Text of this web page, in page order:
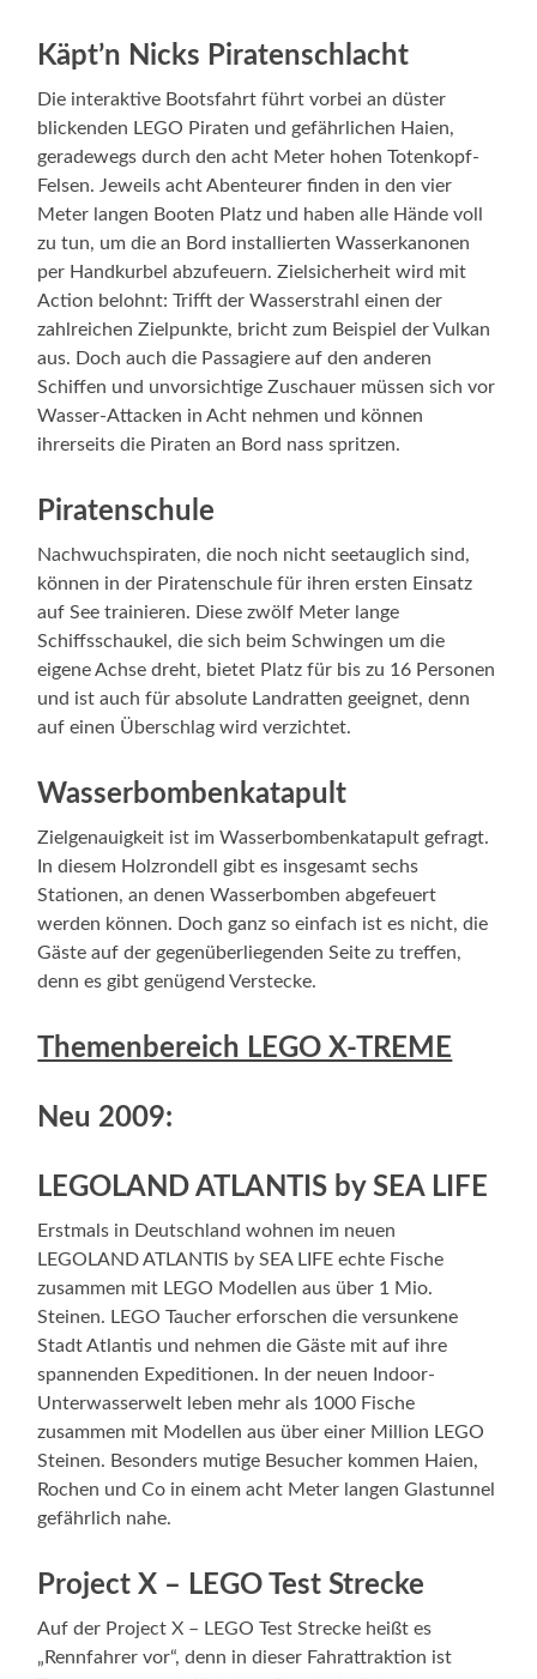
Käpt’n Nicks Piratenschlacht
Die interaktive Bootsfahrt führt vorbei an düster
blickenden LEGO Piraten und gefährlichen Haien,
geradewegs durch den acht Meter hohen Totenkopf-
Felsen. Jeweils acht Abenteurer finden in den vier
Meter langen Booten Platz und haben alle Hände voll
zu tun, um die an Bord installierten Wasserkanonen
per Handkurbel abzufeuern. Zielsicherheit wird mit
Action belohnt: Trifft der Wasserstrahl einen der
zahlreichen Zielpunkte, bricht zum Beispiel der Vulkan
aus. Doch auch die Passagiere auf den anderen
Schiffen und unvorsichtige Zuschauer müssen sich vor
Wasser-Attacken in Acht nehmen und können
ihrerseits die Piraten an Bord nass spritzen.
Piratenschule
Nachwuchspiraten, die noch nicht seetauglich sind,
können in der Piratenschule für ihren ersten Einsatz
auf See trainieren. Diese zwölf Meter lange
Schiffsschaukel, die sich beim Schwingen um die
eigene Achse dreht, bietet Platz für bis zu 16 Personen
und ist auch für absolute Landratten geeignet, denn
auf einen Überschlag wird verzichtet.
Wasserbombenkatapult
Zielgenauigkeit ist im Wasserbombenkatapult gefragt.
In diesem Holzrondell gibt es insgesamt sechs
Stationen, an denen Wasserbomben abgefeuert
werden können. Doch ganz so einfach ist es nicht, die
Gäste auf der gegenüberliegenden Seite zu treffen,
denn es gibt genügend Verstecke.
Themenbereich LEGO X-TREME
Neu 2009:
LEGOLAND ATLANTIS by SEA LIFE
Erstmals in Deutschland wohnen im neuen
LEGOLAND ATLANTIS by SEA LIFE echte Fische
zusammen mit LEGO Modellen aus über 1 Mio.
Steinen. LEGO Taucher erforschen die versunkene
Stadt Atlantis und nehmen die Gäste mit auf ihre
spannenden Expeditionen. In der neuen Indoor-
Unterwasserwelt leben mehr als 1000 Fische
zusammen mit Modellen aus über einer Million LEGO
Steinen. Besonders mutige Besucher kommen Haien,
Rochen und Co in einem acht Meter langen Glastunnel
gefährlich nahe.
Project X – LEGO Test Strecke
Auf der Project X – LEGO Test Strecke heißt es
„Rennfahrer vor“, denn in dieser Fahrattraktion ist